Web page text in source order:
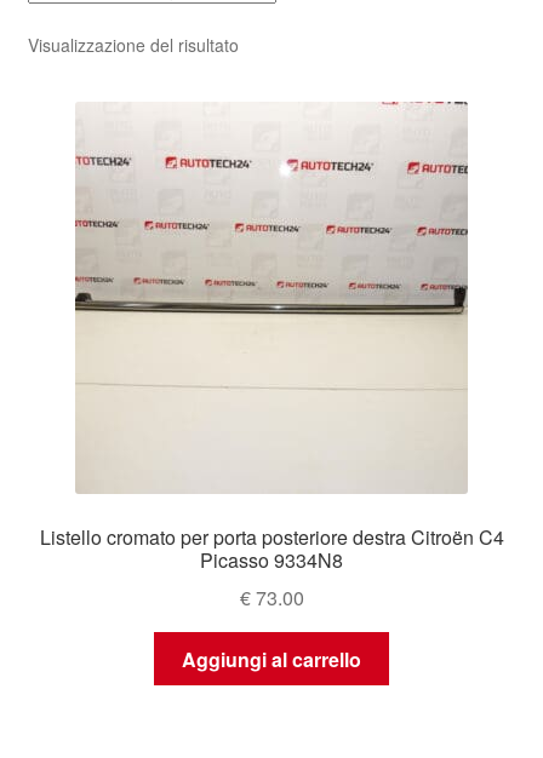
Visualizzazione del risultato
Listello cromato per porta posteriore destra Citroën C4
Picasso 9334N8
€73.00
Aggiungi al carrello